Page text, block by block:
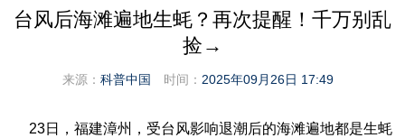
台风后海滩遍地生蚝？再次提醒！千万别乱
捡→
来源： 科普中国 时间： 2025年09月26日 17:49
23日，福建漳州，受台风影响退潮后的海滩遍地都是生蚝